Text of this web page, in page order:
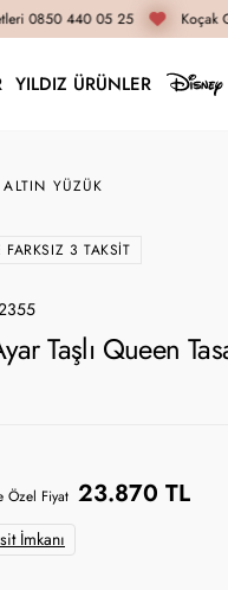
0850 440 05 25 Koçak
YILDIZ ÜRÜNLER
YÜZÜK
FARKSIZ 3 TAKSIT
Taşlı Queen
Özel Fiyat 23.870 TL
İmkanı